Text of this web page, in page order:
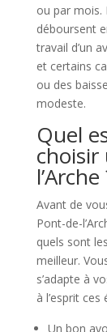
ou par mois.
déboursent
travail d’un
et certains
ou des
modeste.
Quel
choisir
l’Arche
Avant de
Pont-de-
quels sont
meilleur.
s’adapte à
à l’esprit
Un bon